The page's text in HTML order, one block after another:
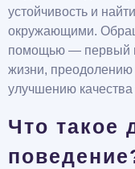
устойчивость и
окружающими.
помощью — первый
жизни, преодолению
улучшению качества
Что такое